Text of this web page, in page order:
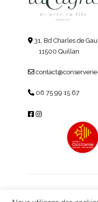
31, Bd Charles de
11500 Quillan
06 75 99 15 67